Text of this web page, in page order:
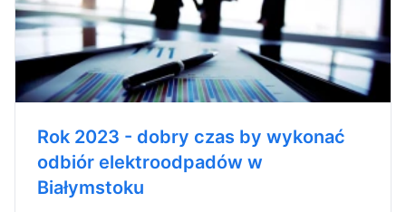
Rok 2023 - dobry czas by wykonać
odbiór elektroodpadów w
Białymstoku